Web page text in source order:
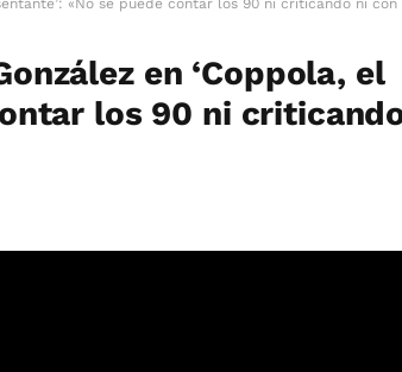
«No se puede contar los 90 ni criticando ni
en ‘Coppola, el
los 90 ni